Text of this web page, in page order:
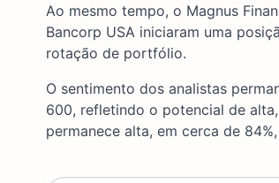
Ao mesmo tempo, o Magnus
Bancorp USA iniciaram uma
rotação de portfólio.
O sentimento dos analistas
600, refletindo o potencial de
permanece alta, em cerca de